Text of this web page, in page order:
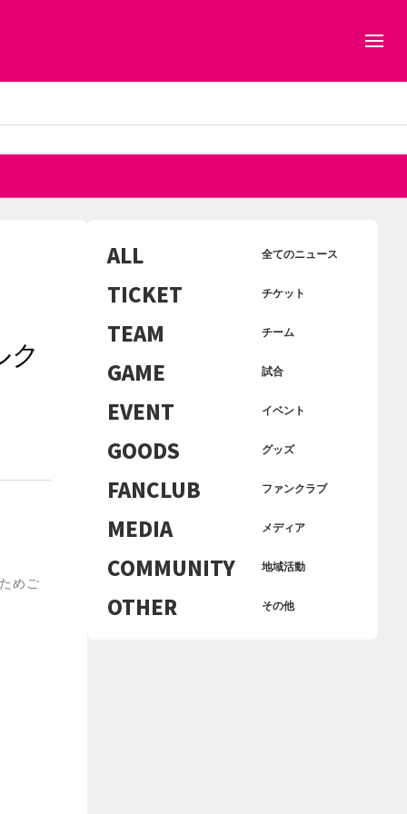
ク
めご
ALL 全てのニュース
TICKET チケット
TEAM チーム
GAME 試合
EVENT イベント
GOODS グッズ
FANCLUB ファンクラブ
MEDIA メディア
COMMUNITY 地域活動
OTHER その他